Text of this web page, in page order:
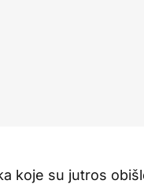
koje su jutros